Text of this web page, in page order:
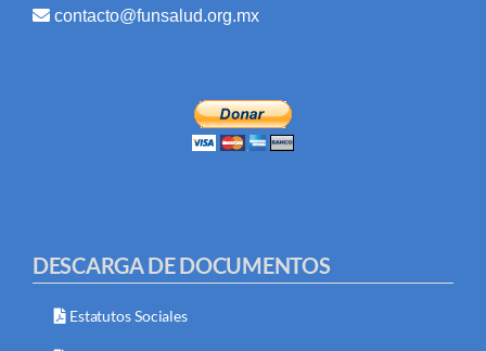
contacto@funsalud.org.mx
DESCARGA DE DOCUMENTOS
Estatutos Sociales